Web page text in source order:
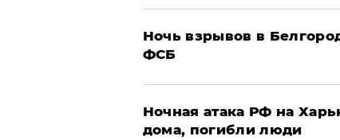
​Ночь взрывов в
ФСБ
​Ночная атака РФ на
дома, погибли люди